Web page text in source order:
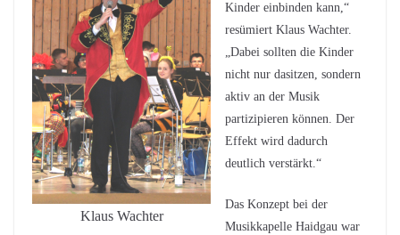
Klaus Wachter
Kinder einbinden kann,“
resümiert Klaus Wachter.
„Dabei sollten die Kinder
nicht nur dasitzen, sondern
aktiv an der Musik
partizipieren können. Der
Effekt wird dadurch
deutlich verstärkt.“
Das Konzept bei der
Musikkapelle Haidgau war